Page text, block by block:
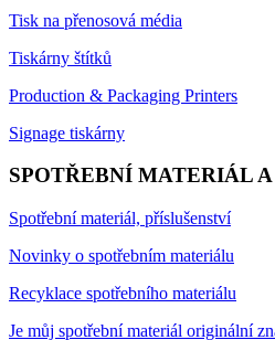
Tisk na přenosová média
Tiskárny štítků
Production & Packaging Printers
Signage tiskárny
SPOTŘEBNÍ MATERIÁL
Spotřební materiál, příslušenství
Novinky o spotřebním materiálu
Recyklace spotřebního materiálu
Je můj spotřební materiál originální